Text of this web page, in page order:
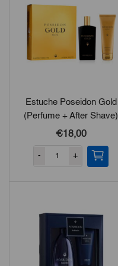
Estuche Poseidon Gold
(Perfume + After Shave)
€18,00
- +